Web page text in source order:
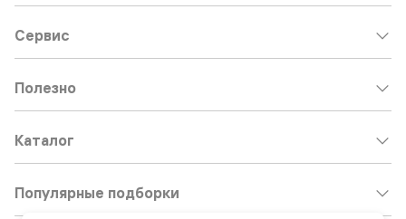
Сервис
Полезно
Каталог
Популярные подборки